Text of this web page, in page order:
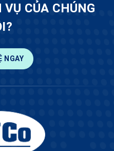
CỦA CHÚNG
NGAY